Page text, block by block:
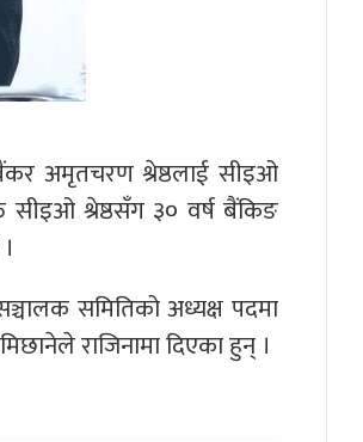
अमृतचरण श्रेष्ठलाई सीइओ
श्रेष्ठसँग ३० वर्ष बैंकिङ
समितिको अध्यक्ष पदमा
राजिनामा दिएका हुन् ।